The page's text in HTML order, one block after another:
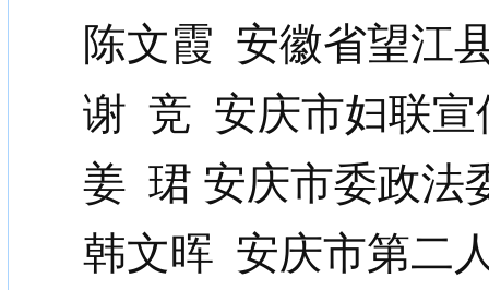
陈文霞 安徽省望江
谢 竞 安庆市妇联
姜 珺 安庆市委政法
韩文晖 安庆市第二